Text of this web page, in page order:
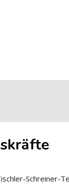
Schreiner-